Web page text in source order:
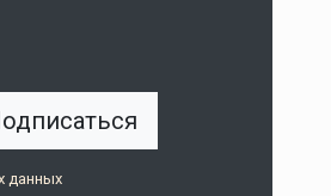
данных
переосмысления
является одним из наиболее
в мире, однако в отдельных
точечной доработки…